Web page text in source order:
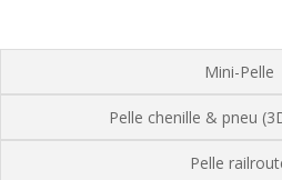
Mini-Pelle
Pelle chenille & pneu
Pelle